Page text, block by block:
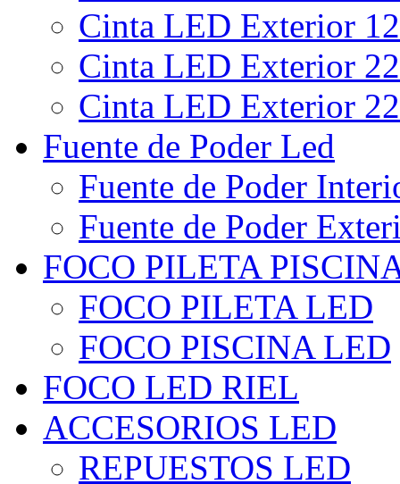
Cinta LED Exterior
Cinta LED Exterior
Cinta LED Exterior
Fuente de Poder Led
Fuente de Poder
Fuente de Poder
FOCO PILETA
FOCO PILETA LED
FOCO PISCINA LED
FOCO LED RIEL
ACCESORIOS LED
REPUESTOS LED